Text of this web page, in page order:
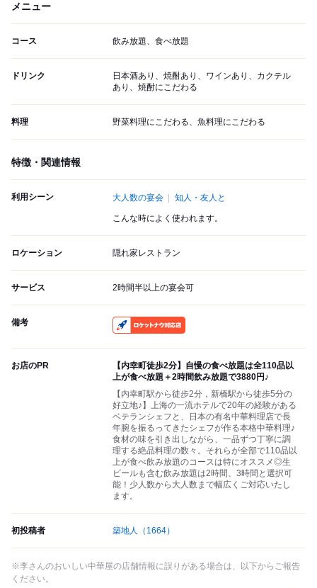
メニュー
コース 飲み放題、食べ放題
ドリンク
日本酒あり、焼酎あり、ワインあり、カクテル
あり、焼酎にこだわる
料理 野菜料理にこだわる、魚料理にこだわる
特徴・関連情報
利用シーン 大人数の宴会 知人・友人と
こんな時によく使われます。
ロケーション 隠れ家レストラン
サービス 2時間半以上の宴会可
備考
お店のPR
【内幸町徒歩2分】自慢の食べ放題は全110品以
上が食べ放題＋2時間飲み放題で3880円♪
【内幸町駅から徒步2分，新橋駅から徒歩5分の
好立地♪】上海の一流ホテルで20年の経験がある
ベテランシェフと、日本の有名中華料理店で長
年腕を振るってきたシェフが作る本格中華料理♪
食材の味を引き出しながら、一品ずつ丁寧に調
理する絶品料理の数々。それらが全部で110品以
上が食べ飲み放題のコースは特にオススメ◎生
ビールも含む飲み放題は2時間、3時間と選択可
能！少人数から大人数まで幅広くご対応いたし
ます。
初投稿者 築地人 （1664）
※李さんのおいしい中華屋の店舗情報に誤りがある場合は、以下からご報告
ください。